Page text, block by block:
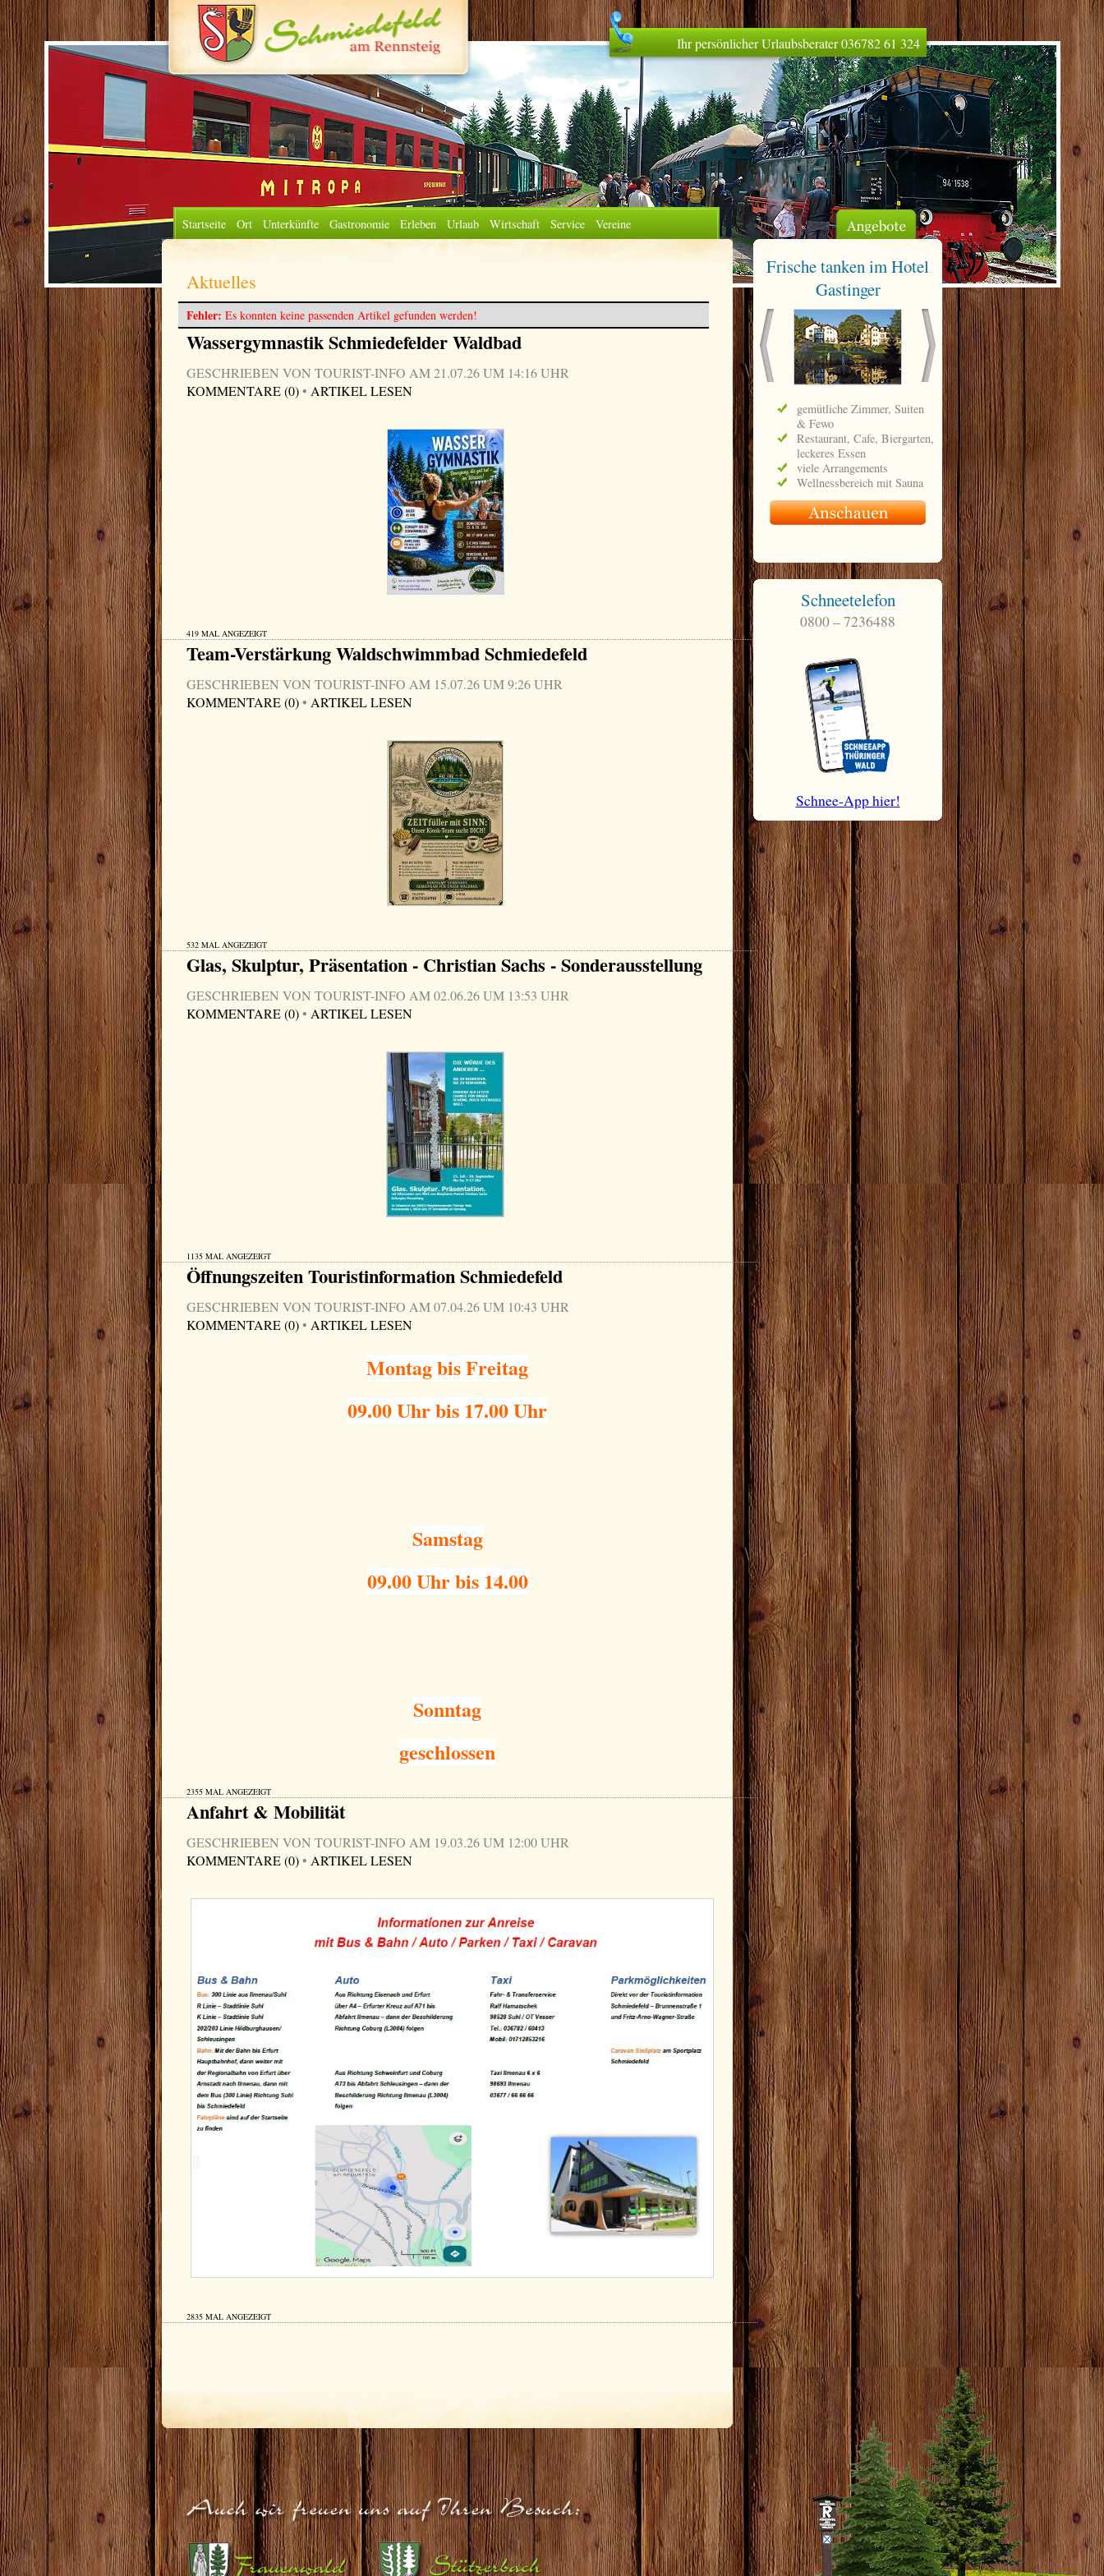
Ihr persönlicher Urlaubsberater 036782 61 324
Startseite Ort Unterkünfte Gastronomie Erleben Urlaub Wirtschaft Service Vereine
Aktuelles
Fehler: Es konnten keine passenden Artikel gefunden werden!
Wassergymnastik Schmiedefelder Waldbad
GESCHRIEBEN VON TOURIST-INFO AM 21.07.26 UM 14:16 UHR
KOMMENTARE (0)• ARTIKEL LESEN
419 MAL ANGEZEIGT
Team-Verstärkung Waldschwimmbad Schmiedefeld
GESCHRIEBEN VON TOURIST-INFO AM 15.07.26 UM 9:26 UHR
KOMMENTARE (0)• ARTIKEL LESEN
532 MAL ANGEZEIGT
Glas, Skulptur, Präsentation - Christian Sachs - Sonderausstellung
GESCHRIEBEN VON TOURIST-INFO AM 02.06.26 UM 13:53 UHR
KOMMENTARE (0)• ARTIKEL LESEN
1135 MAL ANGEZEIGT
Öffnungszeiten Touristinformation Schmiedefeld
GESCHRIEBEN VON TOURIST-INFO AM 07.04.26 UM 10:43 UHR
KOMMENTARE (0)• ARTIKEL LESEN
Montag bis Freitag
09.00 Uhr bis 17.00 Uhr
Samstag
09.00 Uhr bis 14.00
Sonntag
geschlossen
2355 MAL ANGEZEIGT
Anfahrt & Mobilität
GESCHRIEBEN VON TOURIST-INFO AM 19.03.26 UM 12:00 UHR
KOMMENTARE (0)• ARTIKEL LESEN
2835 MAL ANGEZEIGT
Schneetelefon
0800 – 7236488
Schnee-App hier!